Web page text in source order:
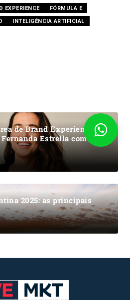
EXPERIENCE
FÓRMULA E
INTELIGÊNCIA ARTIFICIAL
de Brand Experience e
Estrella como
2025: as principais